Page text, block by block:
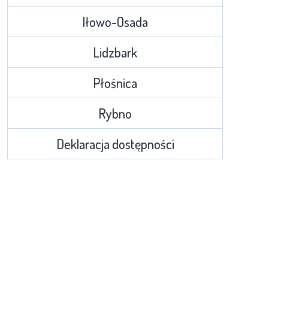
Iłowo-Osada
Lidzbark
Płośnica
Rybno
Deklaracja dostępności